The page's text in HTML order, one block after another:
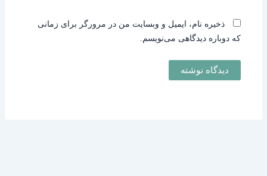
ذخیره نام، ایمیل و وبسایت من در مرورگر برای زمانی
که دوباره دیدگاهی می‌نویسم.